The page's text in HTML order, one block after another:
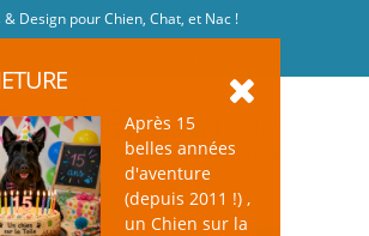
Design pour Chien, Chat, et Nac !
Après 15
belles années
d'aventure
(depuis 2011 !) ,
un Chien sur la